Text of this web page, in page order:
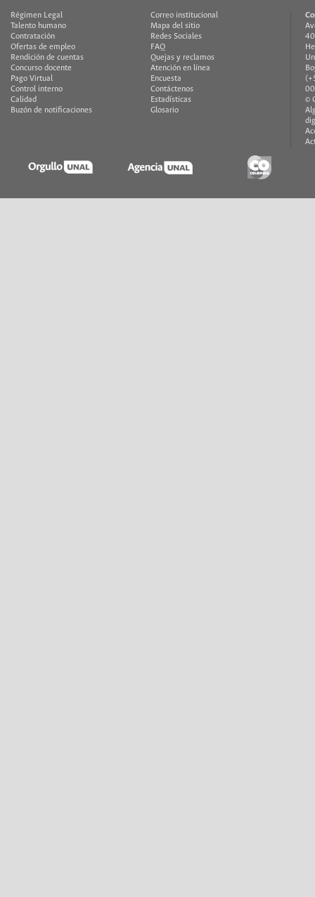
Régimen Legal
Talento humano
Contratación
Ofertas de empleo
Rendición de cuentas
Concurso docente
Pago Virtual
Control interno
Calidad
Buzón de notificaciones
Correo institucional
Mapa del sitio
Redes Sociales
FAQ
Quejas y reclamos
Atención en línea
Encuesta
Contáctenos
Estadísticas
Glosario
©